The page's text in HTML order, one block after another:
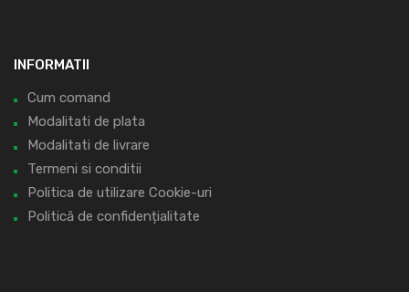
INFORMATII
Cum comand
Modalitati de plata
Modalitati de livrare
Termeni si conditii
Politica de utilizare Cookie-uri
Politică de confidențialitate